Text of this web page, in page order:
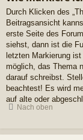
Durch Klicken des
Beitragsansicht
erste Seite des
siehst, dann ist die
letzten Markierung
möglich, das Thema
darauf schreibst.
beachtest! Es wird
auf alte oder
Nach oben